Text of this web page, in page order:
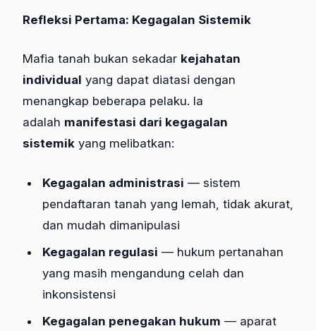
Refleksi Pertama: Kegagalan Sistemik
Mafia tanah bukan sekadar kejahatan
individual yang dapat diatasi dengan
menangkap beberapa pelaku. Ia
adalah manifestasi dari kegagalan
sistemik yang melibatkan:
Kegagalan administrasi — sistem
pendaftaran tanah yang lemah, tidak akurat,
dan mudah dimanipulasi
Kegagalan regulasi — hukum pertanahan
yang masih mengandung celah dan
inkonsistensi
Kegagalan penegakan hukum — aparat